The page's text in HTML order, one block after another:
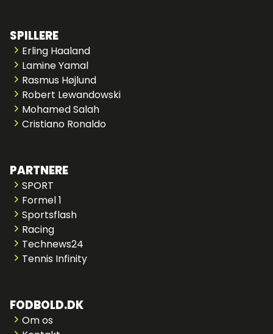
SPILLERE
Erling Haaland
Lamine Yamal
Rasmus Højlund
Robert Lewandowski
Mohamed Salah
Cristiano Ronaldo
PARTNERE
SPORT
Formel 1
Sportsflash
Racing
Technews24
Tennis Infinity
FODBOLD.DK
Om os